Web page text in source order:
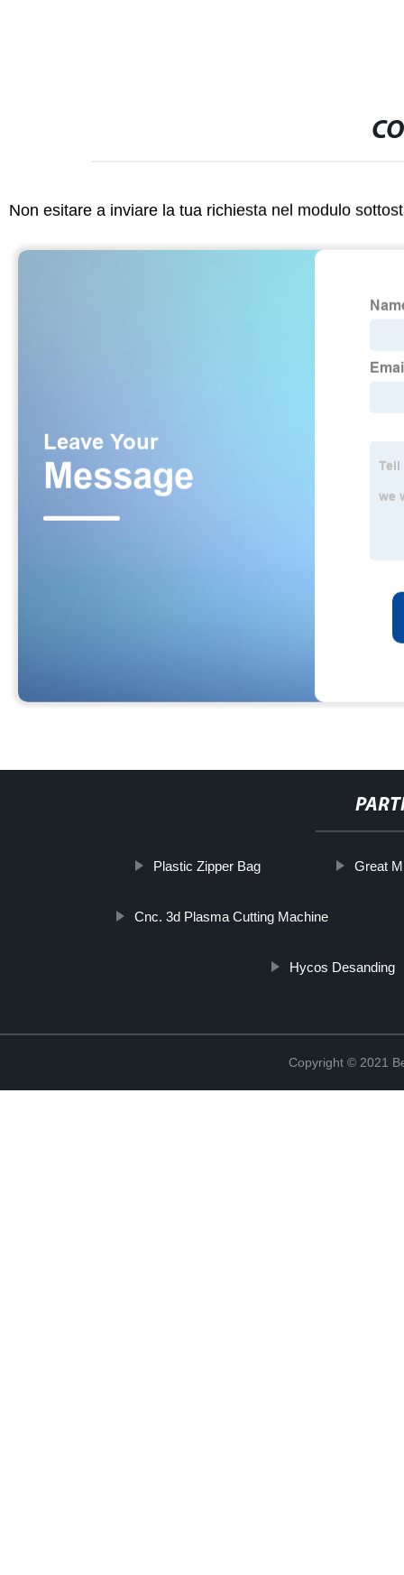
Non esitare a inviare la tua richiesta nel modulo
Plastic Zipper Bag Great
Cnc. 3d Plasma Cutting Machine
Hycos Desanding
Copyright © 2021